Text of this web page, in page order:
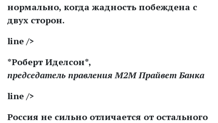
нормально, когда жадность побеждена с
двух сторон.
line />
*Роберт Иделсон*,
председатель правления М2М Прайвет Банка
line />
Россия не сильно отличается от остального